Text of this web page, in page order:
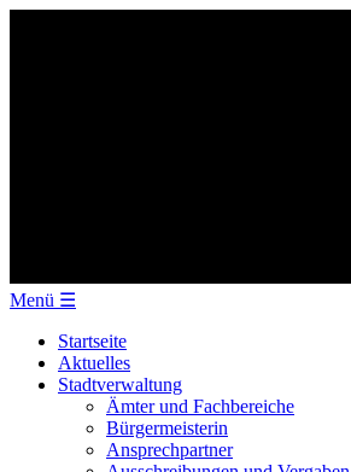
Menü ☰
Startseite
Aktuelles
Stadtverwaltung
Ämter und Fachbereiche
Bürgermeisterin
Ansprechpartner